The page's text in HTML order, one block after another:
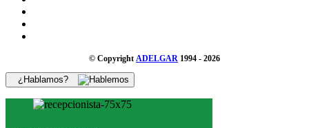
© Copyright ADELGAR 1994 - 2026
¿Hablamos?